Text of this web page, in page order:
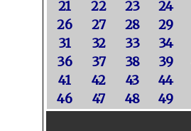
21
22 23 24
26
27 28 29
31
32 33 34
36
37 38 39
41
42 43 44
46
47 48 49